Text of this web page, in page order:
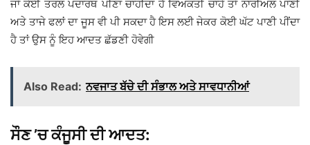
ਜਾਂ ਕੋਈ ਤਰਲ ਪਦਾਰਥ ਪੀਣਾ ਚਾਹੀਦਾ ਹੈ ਵਿਅਕਤੀ ਚਾਹੇ ਤਾਂ ਨਾਰੀਅਲ ਪਾਣੀ
ਅਤੇ ਤਾਜੇ ਫਲਾਂ ਦਾ ਜੂਸ ਵੀ ਪੀ ਸਕਦਾ ਹੈ ਇਸ ਲਈ ਜੇਕਰ ਕੋਈ ਘੱਟ ਪਾਣੀ ਪੀਂਦਾ
ਹੈ ਤਾਂ ਉਸ ਨੂੰ ਇਹ ਆਦਤ ਛੱਡਣੀ ਹੋਵੇਗੀ
Also Read: ਨਵਜਾਤ ਬੱਚੇ ਦੀ ਸੰਭਾਲ ਅਤੇ ਸਾਵਧਾਨੀਆਂ
ਸੌਣ ’ਚ ਕੰਜੂਸੀ ਦੀ ਆਦਤ: